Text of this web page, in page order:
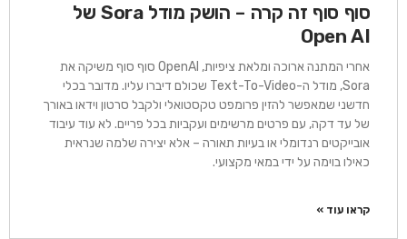
סוף סוף זה קרה – הושק מודל Sora של
Open AI
אחרי המתנה ארוכה ומלאת ציפיות, OpenAI סוף סוף משיקה את
Sora, מודל ה-Text-To-Video שכולם דיברו עליו. מדובר בכלי
חדשני שמאפשר להזין פרומפט טקסטואלי ולקבל סרטון וידאו באורך
של עד דקה, עם פרטים מרשימים ועקביות בכל פריים. לא עוד עיבוד
אובייקטים רנדומלי או בעיות תאורה – אלא יצירה שלמה שנראית
כאילו בוימה על ידי במאי מקצועי.
קראו עוד »